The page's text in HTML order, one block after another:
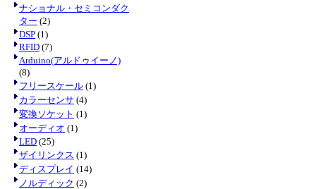
ナショナル・セミコンダク
ター (2)
DSP (1)
RFID (7)
Arduino(アルドゥイーノ)
(8)
フリースケール (1)
カラーセンサ (4)
変換ソケット (1)
オーディオ (1)
LED (25)
ザイリンクス (1)
ディスプレイ (14)
ノルディック (2)